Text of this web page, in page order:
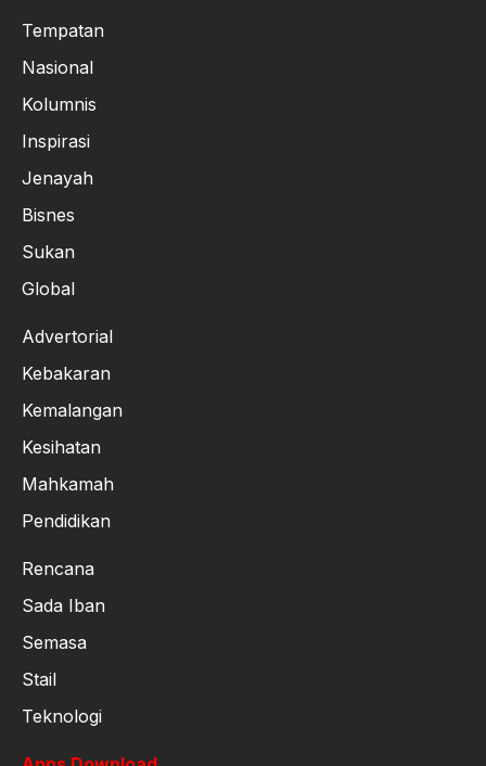
Tempatan
Nasional
Kolumnis
Inspirasi
Jenayah
Bisnes
Sukan
Global
Advertorial
Kebakaran
Kemalangan
Kesihatan
Mahkamah
Pendidikan
Rencana
Sada Iban
Semasa
Stail
Teknologi